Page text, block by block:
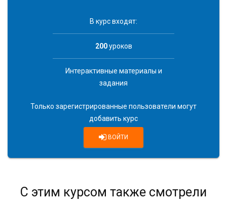
В курс входят:
200уроков
Интерактивные материалы и
задания
Только зарегистрированные пользователи могут
добавить курс
ВОЙТИ
С этим курсом также смотрели